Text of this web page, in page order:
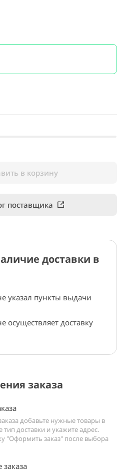
в корзину
поставщика
доставки в
указал пункты выдачи
осуществляет доставку
заказа
добавьте нужные товары в
тип доставки и укажите адрес.
"Оформить заказ" после выбора